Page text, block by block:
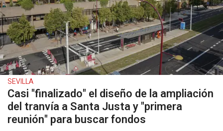
SEVILLA
Casi "finalizado" el diseño de la ampliación
del tranvía a Santa Justa y "primera
reunión" para buscar fondos